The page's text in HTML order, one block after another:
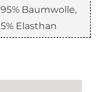
95% Baumwolle,
5% Elasthan